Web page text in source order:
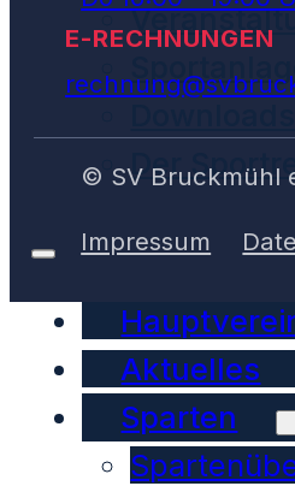
Der
Aktuelles
Sparten
E-RECHNUNGEN
© SV Bruckmühl
Impressum